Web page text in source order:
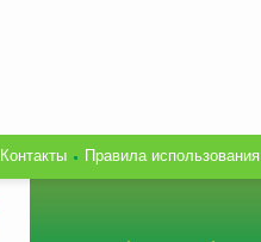
Контакты Правила использования